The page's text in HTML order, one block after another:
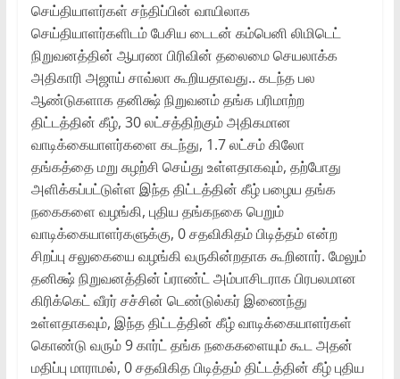
செய்தியாளர்கள் சந்திப்பின் வாயிலாக
செய்தியாளர்களிடம் பேசிய டைடன் கம்பெனி லிமிடெட்
நிறுவனத்தின் ஆபரண பிரிவின் தலைமை செயலாக்க
அதிகாரி அஜாய் சாவ்லா கூறியதாவது.. கடந்த பல
ஆண்டுகளாக தனிக்ஷ் நிறுவனம் தங்க பரிமாற்ற
திட்டத்தின் கீழ், 30 லட்சத்திற்கும் அதிகமான
வாடிக்கையாளர்களை கடந்து, 1.7 லட்சம் கிலோ
தங்கத்தை மறு சுழற்சி செய்து உள்ளதாகவும், தற்போது
அளிக்கப்பட்டுள்ள இந்த திட்டத்தின் கீழ் பழைய தங்க
நகைகளை வழங்கி, புதிய தங்கநகை பெறும்
வாடிக்கையாளர்களுக்கு, 0 சதவிகிதம் பிடித்தம் என்ற
சிறப்பு சலுகையை வழங்கி வருகின்றதாக கூறினார். மேலும்
தனிக்ஷ் நிறுவனத்தின் ப்ராண்ட் அம்பாசிடராக பிரபலமான
கிரிக்கெட் வீரர் சச்சின் டெண்டுல்கர் இணைந்து
உள்ளதாகவும், இந்த திட்டத்தின் கீழ் வாடிக்கையாளர்கள்
கொண்டு வரும் 9 கார்ட் தங்க நகைகளையும் கூட அதன்
மதிப்பு மாராமல், 0 சதவிகித பிடித்தம் திட்டத்தின் கீழ் புதிய